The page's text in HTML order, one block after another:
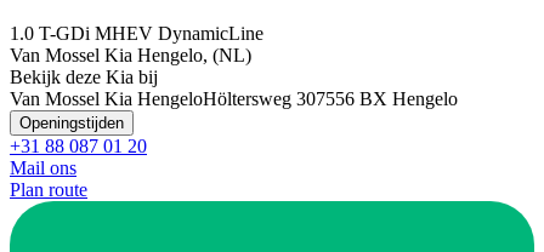
1.0 T-GDi MHEV DynamicLine
Van Mossel Kia Hengelo, (NL)
Bekijk deze Kia bij
Van Mossel Kia HengeloHöltersweg 307556 BX Hengelo
Openingstijden
+31 88 087 01 20
Mail ons
Plan route